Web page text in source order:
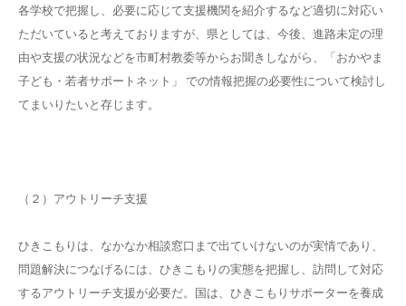
各学校で把握し、必要に応じて支援機関を紹介するなど適切に対応い
ただいていると考えておりますが、県としては、今後、進路未定の理
由や支援の状況などを市町村教委等からお聞きしながら、「おかやま
子ども・若者サポートネット」 での情報把握の必要性について検討し
てまいりたいと存じます。
（２）アウトリーチ支援
ひきこもりは、なかなか相談窓口まで出ていけないのが実情であり、
問題解決につなげるには、ひきこもりの実態を把握し、訪問して対応
するアウトリーチ支援が必要だ。国は、ひきこもりサポーターを養成